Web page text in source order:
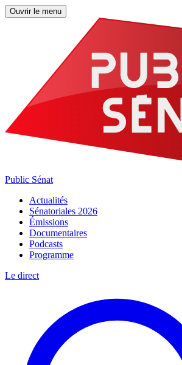
Ouvrir le menu
Public Sénat
Actualités
Sénatoriales 2026
Émissions
Documentaires
Podcasts
Programme
Le direct